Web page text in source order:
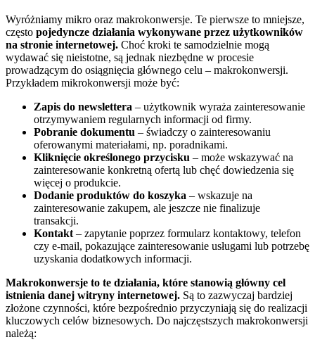
Wyróżniamy mikro oraz makrokonwersje. Te pierwsze to mniejsze,
często pojedyncze działania wykonywane przez użytkowników
na stronie internetowej. Choć kroki te samodzielnie mogą
wydawać się nieistotne, są jednak niezbędne w procesie
prowadzącym do osiągnięcia głównego celu – makrokonwersji.
Przykładem mikrokonwersji może być:
Zapis do newslettera – użytkownik wyraża zainteresowanie
otrzymywaniem regularnych informacji od firmy.
Pobranie dokumentu – świadczy o zainteresowaniu
oferowanymi materiałami, np. poradnikami.
Kliknięcie określonego przycisku – może wskazywać na
zainteresowanie konkretną ofertą lub chęć dowiedzenia się
więcej o produkcie.
Dodanie produktów do koszyka – wskazuje na
zainteresowanie zakupem, ale jeszcze nie finalizuje
transakcji.
Kontakt – zapytanie poprzez formularz kontaktowy, telefon
czy e-mail, pokazujące zainteresowanie usługami lub potrzebę
uzyskania dodatkowych informacji.
Makrokonwersje to te działania, które stanowią główny cel
istnienia danej witryny internetowej. Są to zazwyczaj bardziej
złożone czynności, które bezpośrednio przyczyniają się do realizacji
kluczowych celów biznesowych. Do najczęstszych makrokonwersji
należą: